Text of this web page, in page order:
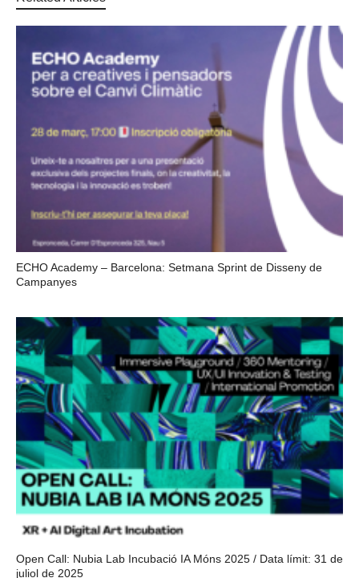
ECHO Academy – Barcelona: Setmana Sprint de Disseny de
Campanyes
Open Call: Nubia Lab Incubació IA Móns 2025 / Data límit: 31 de
juliol de 2025